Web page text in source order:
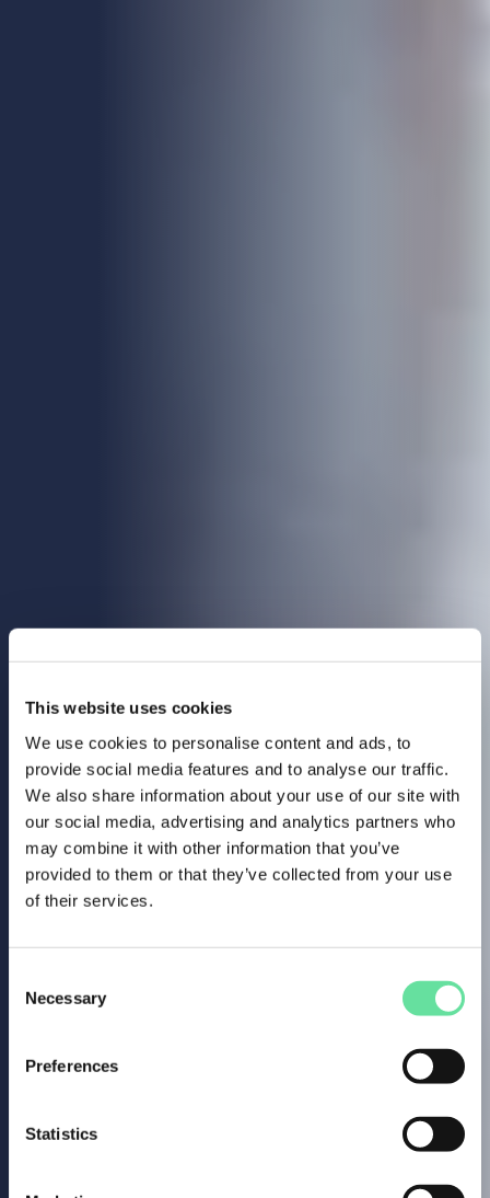
This website uses cookies
We use cookies to personalise content and ads, to
provide social media features and to analyse our traffic.
We also share information about your use of our site with
our social media, advertising and analytics partners who
may combine it with other information that you’ve
provided to them or that they’ve collected from your use
of their services.
Selection
Necessary
Preferences
Statistics